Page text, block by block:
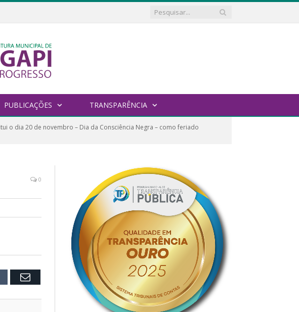
PUBLICAÇÕES TRANSPARÊNCIA
o dia 20 de novembro – Dia da Consciência Negra – como feriado
0
Email